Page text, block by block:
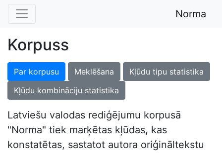
Norma
Korpuss
Par korpusu Meklēšana
Kļūdu tipu statistika
Kļūdu kombināciju statistika
Latviešu valodas rediģējumu korpusā
"Norma" tiek marķētas kļūdas, kas
konstatētas, sastatot autora oriģināltekstu